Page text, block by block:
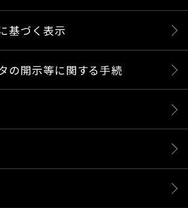
基づく表示
の開示等に関する手続